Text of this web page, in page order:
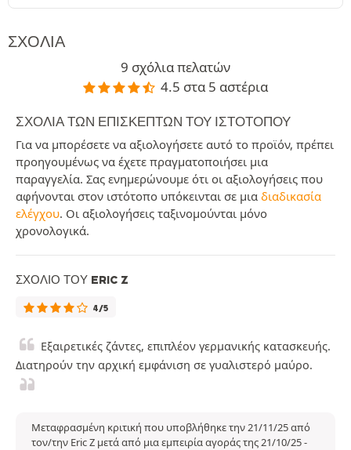
ΣΧΌΛΙΑ
9 σχόλια πελατών
4.5 στα 5 αστέρια
ΣΧΌΛΙΑ ΤΩΝ ΕΠΙΣΚΕΠΤΏΝ ΤΟΥ ΙΣΤΟΤΌΠΟΥ
Για να μπορέσετε να αξιολογήσετε αυτό το προϊόν, πρέπει
προηγουμένως να έχετε πραγματοποιήσει μια
παραγγελία. Σας ενημερώνουμε ότι οι αξιολογήσεις που
αφήνονται στον ιστότοπο υπόκεινται σε μια διαδικασία
ελέγχου. Οι αξιολογήσεις ταξινομούνται μόνο
χρονολογικά.
ΣΧΌΛΙΟ ΤΟΥ ERIC Z
4/5
Εξαιρετικές ζάντες, επιπλέον γερμανικής κατασκευής.
Διατηρούν την αρχική εμφάνιση σε γυαλιστερό μαύρο.
Μεταφρασμένη κριτική που υποβλήθηκε την 21/11/25 από
τον/την Eric Z μετά από μια εμπειρία αγοράς της 21/10/25-